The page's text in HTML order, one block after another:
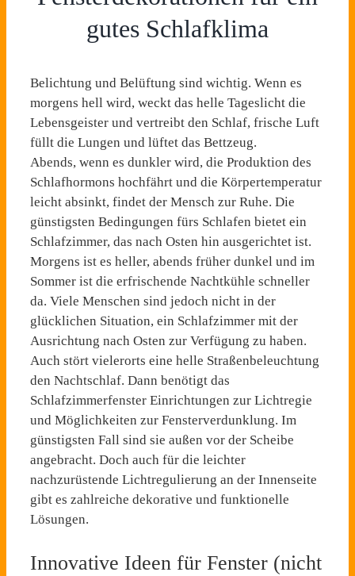
gutes Schlafklima
Belichtung und Belüftung sind wichtig. Wenn es
morgens hell wird, weckt das helle Tageslicht die
Lebensgeister und vertreibt den Schlaf, frische Luft
füllt die Lungen und lüftet das Bettzeug.
Abends, wenn es dunkler wird, die Produktion des
Schlafhormons hochfährt und die Körpertemperatur
leicht absinkt, findet der Mensch zur Ruhe. Die
günstigsten Bedingungen fürs Schlafen bietet ein
Schlafzimmer, das nach Osten hin ausgerichtet ist.
Morgens ist es heller, abends früher dunkel und im
Sommer ist die erfrischende Nachtkühle schneller
da. Viele Menschen sind jedoch nicht in der
glücklichen Situation, ein Schlafzimmer mit der
Ausrichtung nach Osten zur Verfügung zu haben.
Auch stört vielerorts eine helle Straßenbeleuchtung
den Nachtschlaf. Dann benötigt das
Schlafzimmerfenster Einrichtungen zur Lichtregie
und Möglichkeiten zur Fensterverdunklung. Im
günstigsten Fall sind sie außen vor der Scheibe
angebracht. Doch auch für die leichter
nachzurüstende Lichtregulierung an der Innenseite
gibt es zahlreiche dekorative und funktionelle
Lösungen.
Innovative Ideen für Fenster (nicht